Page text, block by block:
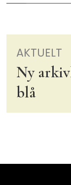
AKTUELT
Ny
blå